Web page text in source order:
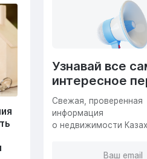
Узнавай все
интересное
Cвежая, проверенная
информация
о недвижимости